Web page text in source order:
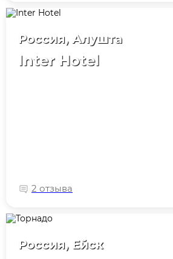
Россия, Алушта
Inter Hotel
2 отзыва
Россия, Ейск